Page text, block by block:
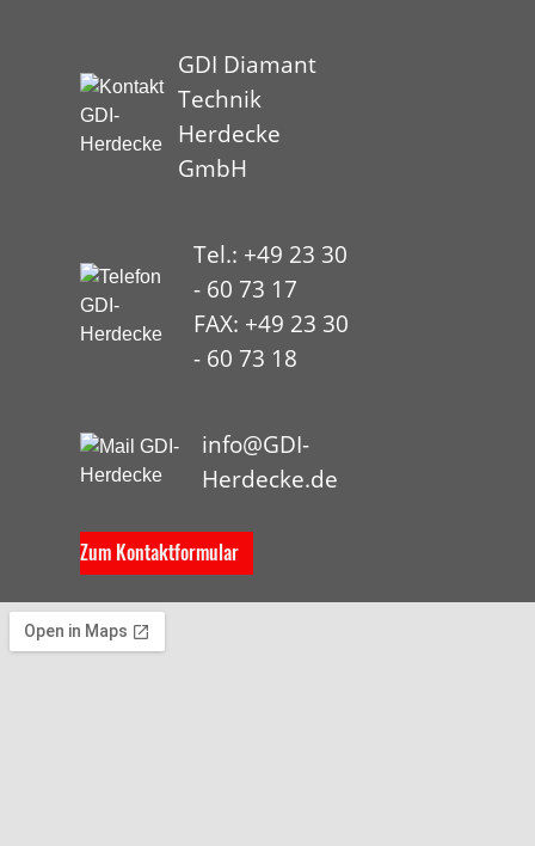
GDI Diamant
Technik
Herdecke
GmbH
Tel.: +49 23 30
- 60 73 17
FAX: +49 23 30
- 60 73 18
info@GDI-
Herdecke.de
Zum Kontaktformular